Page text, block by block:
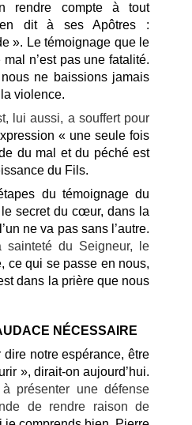
rendre compte à tout
dit à ses Apôtres :
». Le témoignage que le
n’est pas une fatalité.
ne baissions jamais
violence.
lui aussi, a souffert pour
« une seule fois
du mal et du péché est
du Fils.
du témoignage du
secret du cœur, dans la
ne va pas sans l’autre.
sainteté du Seigneur, le
ce qui se passe en nous,
dans la prière que nous
NÉCESSAIRE
dire notre espérance, être
», dirait-on aujourd’hui.
présenter une défense
de rendre raison de